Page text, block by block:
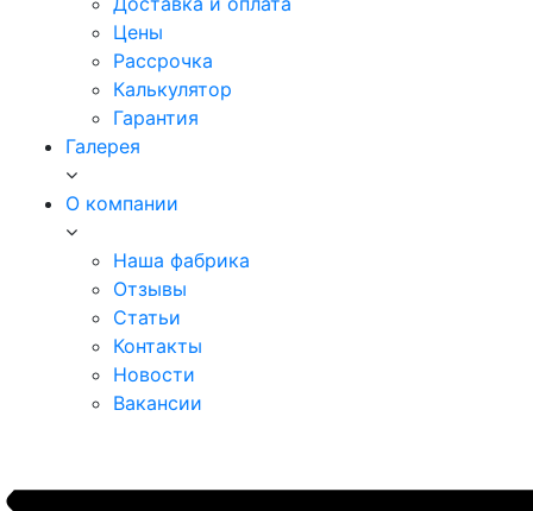
Цены
Рассрочка
Калькулятор
Гарантия
Галерея
О компании
Наша фабрика
Отзывы
Статьи
Контакты
Новости
Вакансии